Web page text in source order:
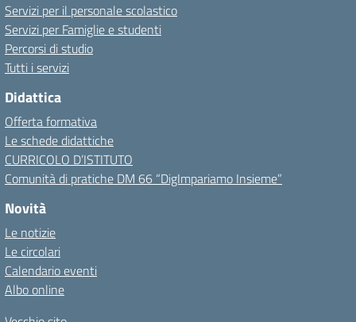
Servizi per il personale scolastico
Servizi per Famiglie e studenti
Percorsi di studio
Tutti i servizi
Didattica
Offerta formativa
Le schede didattiche
CURRICOLO D’ISTITUTO
Comunità di pratiche DM 66 “DigImpariamo Insieme”
Novità
Le notizie
Le circolari
Calendario eventi
Albo online